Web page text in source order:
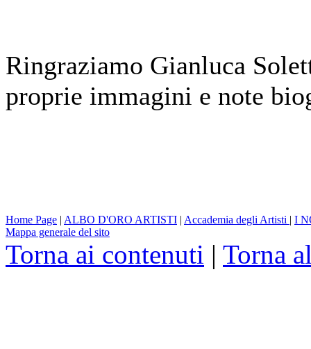
Ringraziamo Gianluca
proprie immagini e note
Home Page | ALBO D'ORO ARTISTI | Accademia degli Artisti | I
Mappa generale del sito
Torna ai contenuti | Torna